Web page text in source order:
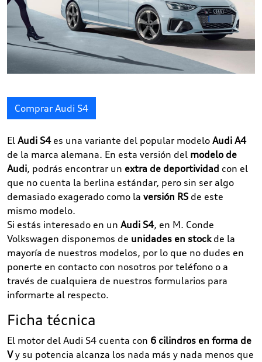
Comprar Audi S4
El Audi S4es una variante del popular modelo Audi A4
de la marca alemana. En esta versión del modelo de
Audi, podrás encontrar un extra de deportividad con el
que no cuenta la berlina estándar, pero sin ser algo
demasiado exagerado como la versión RS de este
mismo modelo.
Si estás interesado en un Audi S4, en M. Conde
Volkswagen disponemos de unidades en stockde la
mayoría de nuestros modelos, por lo que no dudes en
ponerte en contacto con nosotros por teléfono o a
través de cualquiera de nuestros formularios para
informarte al respecto.
Ficha técnica
El motor del Audi S4 cuenta con 6 cilindros en forma de
Vy su potencia alcanza los nada más y nada menos que